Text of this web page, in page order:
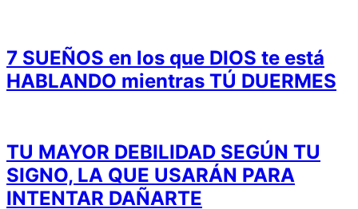
7 SUEÑOS en los que DIOS te está
HABLANDO mientras TÚ DUERMES
TU MAYOR DEBILIDAD SEGÚN TU
SIGNO, LA QUE USARÁN PARA
INTENTAR DAÑARTE